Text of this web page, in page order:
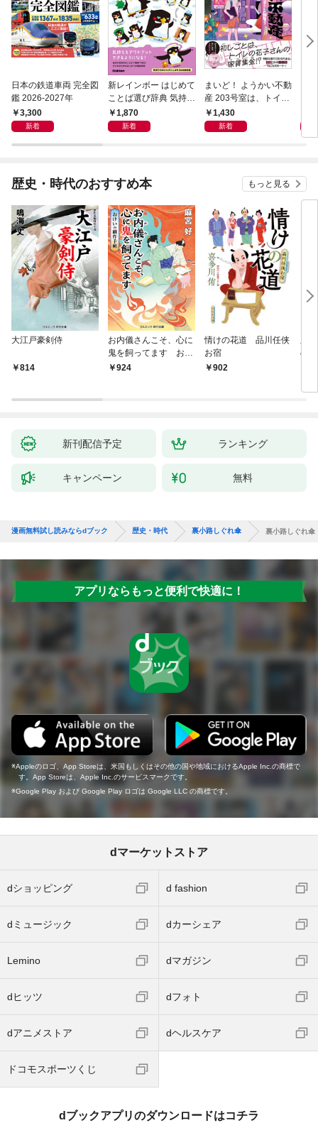
日本の鉄道車両 完全図
鑑 2026-2027年
3,300
新着
新レインボー はじめて
ことば選び辞典 気持ち
のことば
1,870
新着
まいど！ ようかい不動
産 203号室は、トイレ
の花子さんの部屋？
1,430
新着
歴史・時代のおすすめ本 もっと見る
大江戸豪剣侍
814
お内儀さんこそ、心に
鬼を飼ってます おけ
いの戯作手帖
924
情けの花道 品川任侠
お宿
902
の
新刊配信予定 ランキング
キャンペーン 無料
漫画無料試し読みならdブック 歴史・時代 裏小路しぐれ傘 裏小路しぐれ傘
アプリならもっと便利で快適に！
Appleのロゴ、App Storeは、米国もしくはその他の国や地域におけるApple Inc.の商標で
す。App Storeは、Apple Inc.のサービスマークです。
Google Play および Google Play ロゴは Google LLC の商標です。
dマーケットストア
dショッピング d fashion
dミュージック dカーシェア
Lemino dマガジン
dヒッツ dフォト
dアニメストア dヘルスケア
ドコモスポーツくじ
dブックアプリのダウンロードはコチラ